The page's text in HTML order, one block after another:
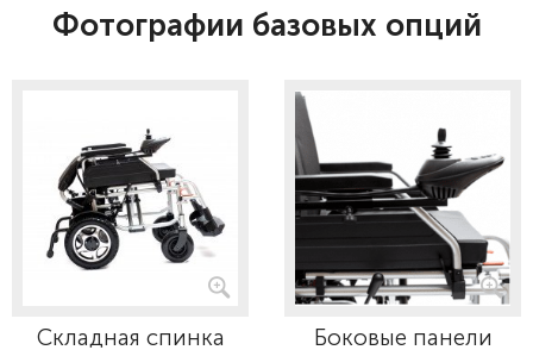
Фотографии базовых опций
Складная спинка Боковые панели